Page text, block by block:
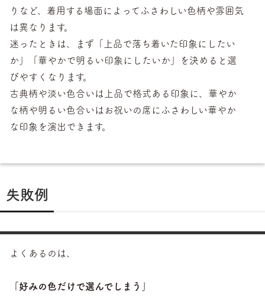
りなど、着用する場面によってふさわしい色柄や雰囲気
は異なります。
迷ったときは、まず「上品で落ち着いた印象にしたい
か」「華やかで明るい印象にしたいか」を決めると選
びやすくなります。
古典柄や淡い色合いは上品で格式ある印象に、華やか
な柄や明るい色合いはお祝いの席にふさわしい華やか
な印象を演出できます。
失敗例
よくあるのは、
「好みの色だけで選んでしまう」